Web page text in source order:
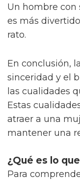
Un hombre
es más
rato.
En conclusión,
sinceridad y el
las cualidades
Estas
atraer a una
mantener una
¿Qué es lo
Para